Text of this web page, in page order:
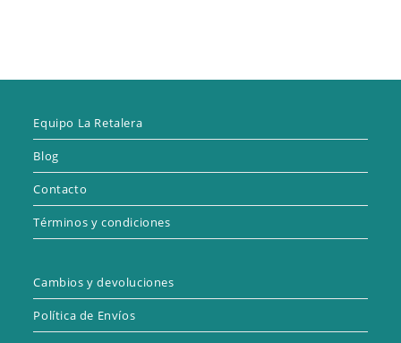
Equipo La Retalera
Blog
Contacto
Términos y condiciones
Cambios y devoluciones
Política de Envíos